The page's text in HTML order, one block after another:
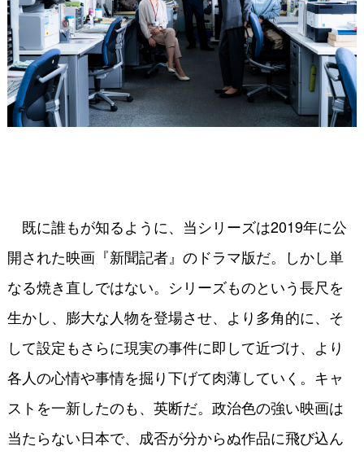
既に誰もが知るように、当シリーズは2019年に公
開された映画『新聞記者』のドラマ版だ。しかし単
なる焼き直しではない。シリーズものという長尺を
生かし、膨大な人物を登場させ、より多角的に、そ
して設定もさらに現実の事件に即して近づけ、より
各人の心情や事情を掘り下げて肉薄していく。キャ
ストを一新したのも、英断だ。政治色の強い映画は
当たらない日本で、成否が分からぬ作品に飛び込ん